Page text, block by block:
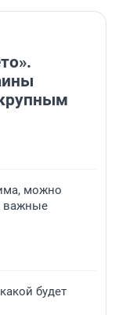
можно
важные
будет